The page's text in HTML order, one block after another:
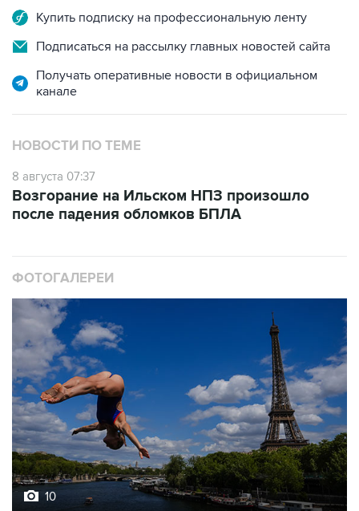
Купить подписку на профессиональную ленту
Подписаться на рассылку главных новостей сайта
Получать оперативные новости в официальном
канале
НОВОСТИ ПО ТЕМЕ
8 августа 07:37
Возгорание на Ильском НПЗ произошло
после падения обломков БПЛА
ФОТОГАЛЕРЕИ
10